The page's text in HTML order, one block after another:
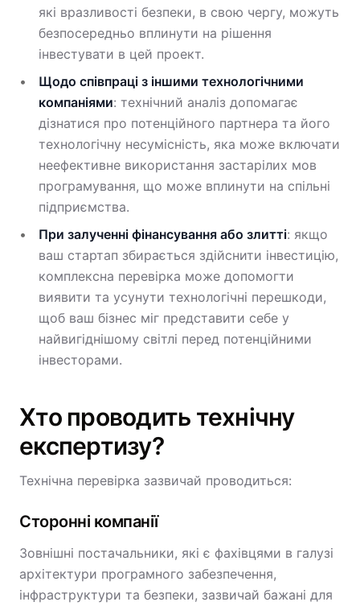
які вразливості безпеки, в свою чергу, можуть
безпосередньо вплинути на рішення
інвестувати в цей проект.
Щодо співпраці з іншими технологічними
компаніями: технічний аналіз допомагає
дізнатися про потенційного партнера та його
технологічну несумісність, яка може включати
неефективне використання застарілих мов
програмування, що може вплинути на спільні
підприємства.
При залученні фінансування або злитті: якщо
ваш стартап збирається здійснити інвестицію,
комплексна перевірка може допомогти
виявити та усунути технологічні перешкоди,
щоб ваш бізнес міг представити себе у
найвигіднішому світлі перед потенційними
інвесторами.
Хто проводить технічну
експертизу?
Технічна перевірка зазвичай проводиться:
Сторонні компанії
Зовнішні постачальники, які є фахівцями в галузі
архітектури програмного забезпечення,
інфраструктури та безпеки, зазвичай бажані для